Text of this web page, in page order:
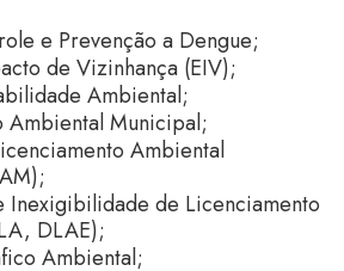
e Prevenção a Dengue;
de Vizinhança (EIV);
Ambiental;
Ambiental Municipal;
Ambiental
Inexigibilidade de Licenciamento
DLAE);
Ambiental;